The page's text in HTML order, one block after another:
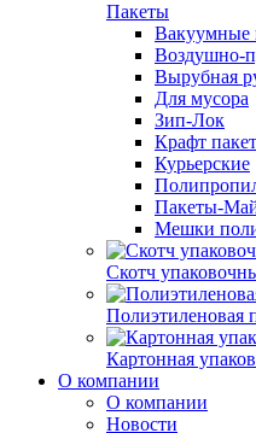
Пакеты
Вакуумные
Воздушно-
Вырубная
Для мусора
Зип-Лок
Крафт
Курьерские
Пакеты-
Мешки
Скотч
Полиэтиленовая
Картонная
О компании
О компании
Новости